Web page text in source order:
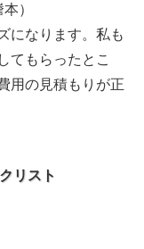
）
になります。私も
てもらったとこ
用の見積もりが正
リスト